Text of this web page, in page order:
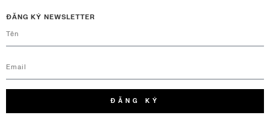
ĐĂNG KÝ NEWSLETTER
ĐĂNG KÝ